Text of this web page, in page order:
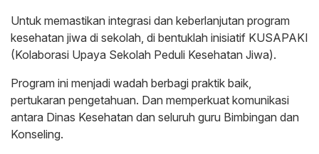
Untuk memastikan integrasi dan keberlanjutan program
kesehatan jiwa di sekolah, di bentuklah inisiatif KUSAPAKI
(Kolaborasi Upaya Sekolah Peduli Kesehatan Jiwa).
Program ini menjadi wadah berbagi praktik baik,
pertukaran pengetahuan. Dan memperkuat komunikasi
antara Dinas Kesehatan dan seluruh guru Bimbingan dan
Konseling.